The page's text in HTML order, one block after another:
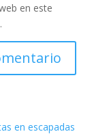
en este
en escapadas